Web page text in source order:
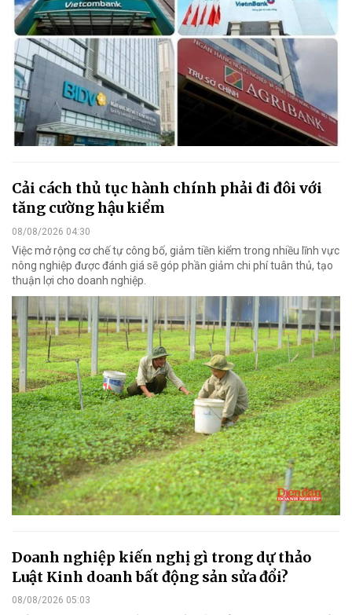
Cải cách thủ tục hành chính phải đi đôi với
tăng cường hậu kiểm
08/08/2026 04:30
Việc mở rộng cơ chế tự công bố, giảm tiền kiểm trong nhiều lĩnh vực
nông nghiệp được đánh giá sẽ góp phần giảm chi phí tuân thủ, tạo
thuận lợi cho doanh nghiệp.
Doanh nghiệp kiến nghị gì trong dự thảo
Luật Kinh doanh bất động sản sửa đổi?
08/08/2026 05:03